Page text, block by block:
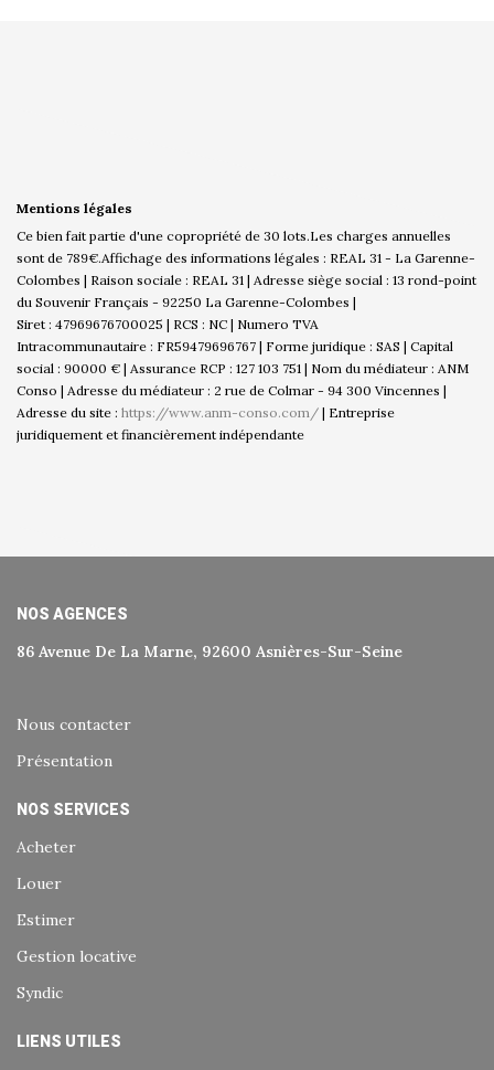
Mentions légales
Ce bien fait partie d'une copropriété de 30 lots.Les charges annuelles
sont de 789€.Affichage des informations légales : REAL 31 - La Garenne-
Colombes | Raison sociale : REAL 31 | Adresse siège social : 13 rond-point
du Souvenir Français - 92250 La Garenne-Colombes |
Siret : 47969676700025 | RCS : NC | Numero TVA
Intracommunautaire : FR59479696767 | Forme juridique : SAS | Capital
social : 90000 € | Assurance RCP : 127 103 751 | Nom du médiateur : ANM
Conso | Adresse du médiateur : 2 rue de Colmar - 94 300 Vincennes |
Adresse du site : https://www.anm-conso.com/ | Entreprise
juridiquement et financièrement indépendante
NOS AGENCES
86 Avenue De La Marne, 92600 Asnières-Sur-Seine
Nous contacter
Présentation
NOS SERVICES
Acheter
Louer
Estimer
Gestion locative
Syndic
LIENS UTILES